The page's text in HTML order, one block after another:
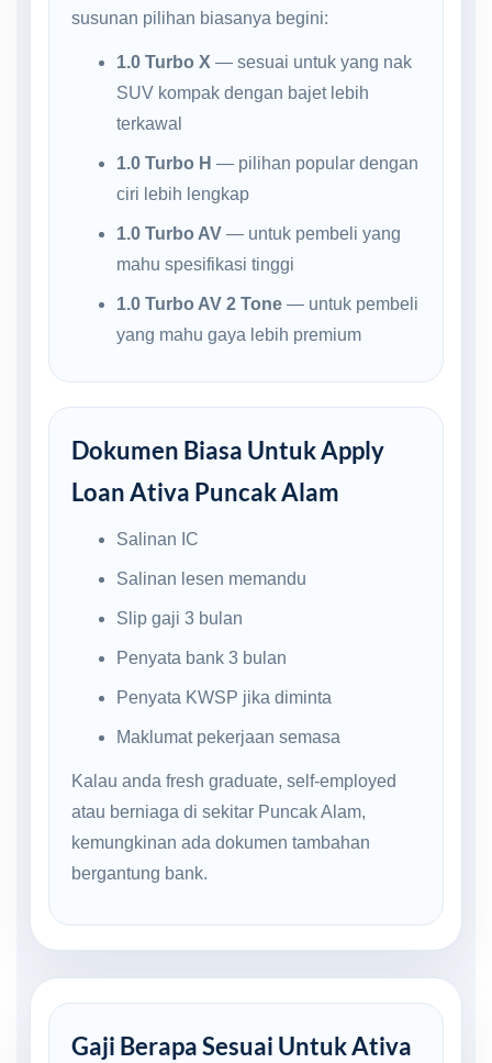
susunan pilihan biasanya begini:
1.0 Turbo X — sesuai untuk yang nak
SUV kompak dengan bajet lebih
terkawal
1.0 Turbo H — pilihan popular dengan
ciri lebih lengkap
1.0 Turbo AV— untuk pembeli yang
mahu spesifikasi tinggi
1.0 Turbo AV 2 Tone— untuk pembeli
yang mahu gaya lebih premium
Dokumen Biasa Untuk Apply
Loan Ativa Puncak Alam
Salinan IC
Salinan lesen memandu
Slip gaji 3 bulan
Penyata bank 3 bulan
Penyata KWSP jika diminta
Maklumat pekerjaan semasa
Kalau anda fresh graduate, self-employed
atau berniaga di sekitar Puncak Alam,
kemungkinan ada dokumen tambahan
bergantung bank.
Gaji Berapa Sesuai Untuk Ativa